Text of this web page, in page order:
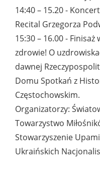
14:40 – 15.20 -
Recital Grzegorza
15:30 – 16.00 -
zdrowie! O
dawnej
Domu Spotkań z
Częstochowskim.
Organizatorzy:
Towarzystwo
Stowarzyszenie
Ukraińskich